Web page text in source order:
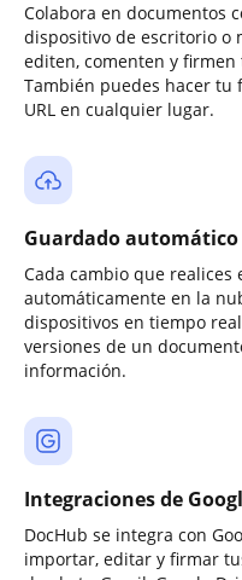
Colabora en documentos
dispositivo de escritorio o
editen, comenten y
También puedes hacer
URL en cualquier lugar.
Guardado automático
Cada cambio que
automáticamente en la
dispositivos en tiempo
versiones de un
información.
Integraciones de
DocHub se integra con
importar, editar y firmar